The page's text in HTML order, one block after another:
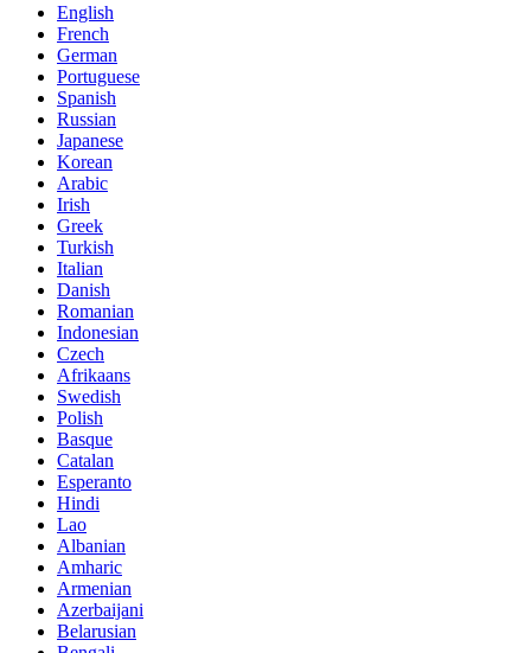
English
French
German
Portuguese
Spanish
Russian
Japanese
Korean
Arabic
Irish
Greek
Turkish
Italian
Danish
Romanian
Indonesian
Czech
Afrikaans
Swedish
Polish
Basque
Catalan
Esperanto
Hindi
Lao
Albanian
Amharic
Armenian
Azerbaijani
Belarusian